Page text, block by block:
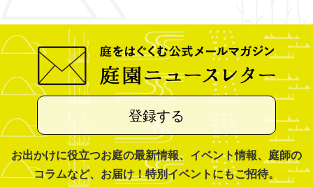
登録する
お出かけに役立つお庭の最新情報、イベント情報、庭師の
コラムなど、お届け！特別イベントにもご招待。